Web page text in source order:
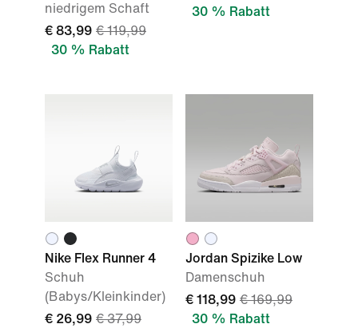
niedrigem Schaft
€ 83,99 € 119,99
30 % Rabatt
30 % Rabatt
Nike Flex Runner 4
Schuh
(Babys/Kleinkinder)
€ 26,99 € 37,99
Jordan Spizike Low
Damenschuh
€ 118,99 € 169,99
30 % Rabatt